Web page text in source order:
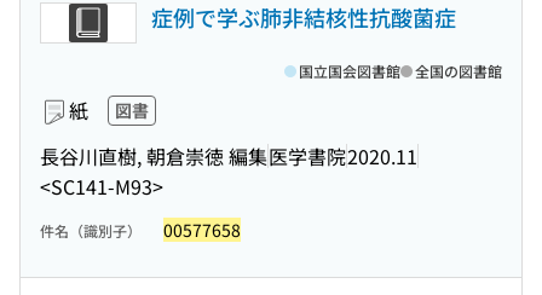
症例で学ぶ肺非結核性抗酸菌症
紙 図書
長谷川直樹, 朝倉崇徳 編集医学書院2020.11
<SC141-M93>
国立国会図書館 全国の図書館
件名（識別子） 00577658